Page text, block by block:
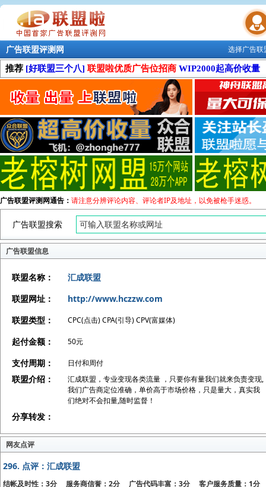
联盟学院
选择广告
广告联盟评测网
推荐 [好联盟三个八] 联盟啦优质广告位招商 WIP2000起高价收量
广告联盟评测网通告： 请注意分辨评论内容、评论者IP及地址，以免被枪手迷惑。
广告联盟搜索
广告联盟信息
联盟名称：
汇成联盟
联盟网址：
http://www.hczzw.com
联盟类型：
CPC(点击) CPA(引导) CPV(富媒体)
起付金额： 50元
支付周期： 日付和周付
联盟介绍：
汇成联盟，专业变现各类流量 ，只要你有量我们就来负责变现,
我们广告商定位准确，单价高于市场价格，只是量大，真实我
们绝对不会扣量,随时监督！
分享转发：
网友点评
296. 点评：汇成联盟
结帐及时性：3分 服务商信誉：2分 广告代码丰富：3分 客户服务质量：1分